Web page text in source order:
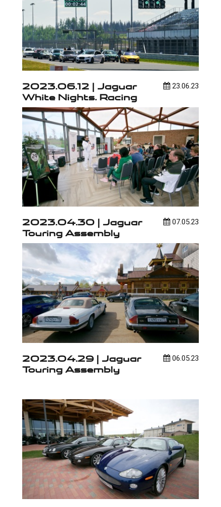
23.06.23
2023.06.12 | Jaguar
White Nights. Racing
07.05.23
2023.04.30 | Jaguar
Touring Assembly
06.05.23
2023.04.29 | Jaguar
Touring Assembly